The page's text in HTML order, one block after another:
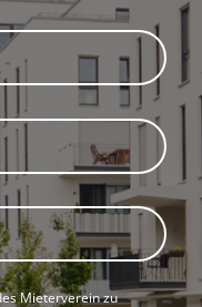
Mieterverein zu